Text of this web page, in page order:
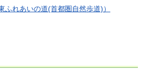
ふれあいの道(首都圏自然歩道)）